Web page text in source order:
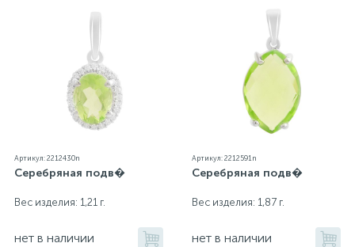
Артикул: 2212430n
Серебряная подв�
Вес изделия: 1,21 г.
нет в наличии
Артикул: 2212591n
Серебряная подв�
Вес изделия: 1,87 г.
нет в наличии